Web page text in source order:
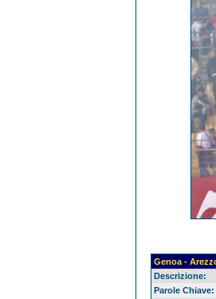
Genoa -
Descrizione:
Parole Chiave: